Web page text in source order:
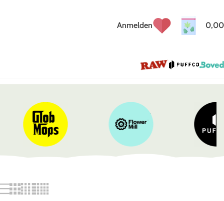
Anmelden 0,00